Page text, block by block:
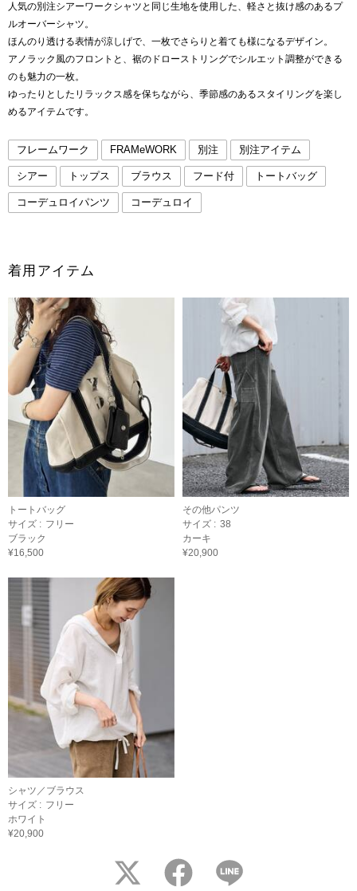
人気の別注シアーワークシャツと同じ生地を使用した、軽さと抜け感のあるプ
ルオーバーシャツ。
ほんのり透ける表情が涼しげで、一枚でさらりと着ても様になるデザイン。
アノラック風のフロントと、裾のドローストリングでシルエット調整ができる
のも魅力の一枚。
ゆったりとしたリラックス感を保ちながら、季節感のあるスタイリングを楽し
めるアイテムです。
フレームワーク FRAMeWORK 別注 別注アイテム
シアー トップス ブラウス フード付 トートバッグ
コーデュロイパンツ コーデュロイ
着用アイテム
トートバッグ
サイズ : フリー
ブラック
¥16,500
その他パンツ
サイズ : 38
カーキ
¥20,900
シャツ／ブラウス
サイズ : フリー
ホワイト
¥20,900
twitter facebook